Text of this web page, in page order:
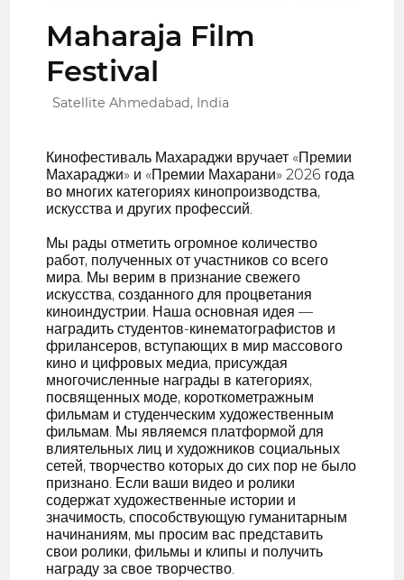
Maharaja Film
Festival
Satellite Ahmedabad, India
Кинофестиваль Махараджи вручает «Премии
Махараджи» и «Премии Махарани» 2026 года
во многих категориях кинопроизводства,
искусства и других профессий.
Мы рады отметить огромное количество
работ, полученных от участников со всего
мира. Мы верим в признание свежего
искусства, созданного для процветания
киноиндустрии. Наша основная идея —
наградить студентов-кинематографистов и
фрилансеров, вступающих в мир массового
кино и цифровых медиа, присуждая
многочисленные награды в категориях,
посвященных моде, короткометражным
фильмам и студенческим художественным
фильмам. Мы являемся платформой для
влиятельных лиц и художников социальных
сетей, творчество которых до сих пор не было
признано. Если ваши видео и ролики
содержат художественные истории и
значимость, способствующую гуманитарным
начинаниям, мы просим вас представить
свои ролики, фильмы и клипы и получить
награду за свое творчество.